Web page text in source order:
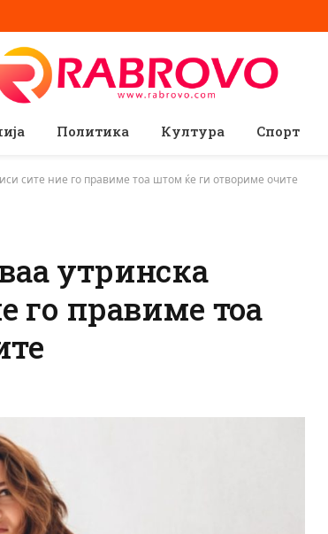
Политика Култура Спорт
сите ние го правиме тоа штом ќе ги отвориме очите
утринска
го правиме тоа